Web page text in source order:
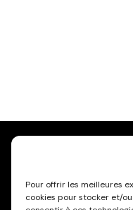
Pour offrir les meilleures
cookies pour stocker et/
Affiches